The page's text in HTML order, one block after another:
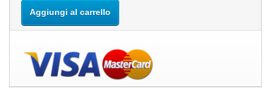
Aggiungi al carrello